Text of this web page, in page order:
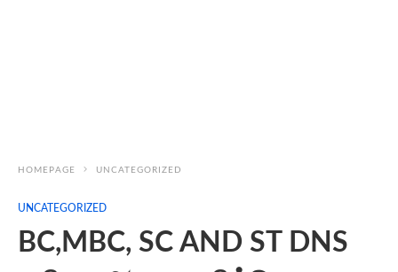
HOMEPAGE UNCATEGORIZED
UNCATEGORIZED
BC,MBC, SC AND ST DNS